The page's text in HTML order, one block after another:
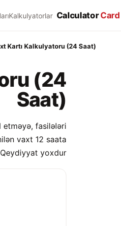
Card
Calculator
Kalkulyatorlar
Kartı Kalkulyatoru (24 Saat)
(24
Saat)
etməyə, fasilələri
vaxt 12 saata
yoxdur.